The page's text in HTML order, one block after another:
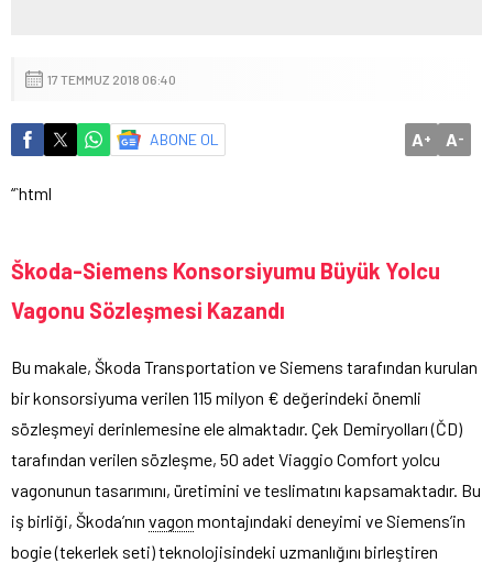
17 TEMMUZ 2018 06:40
ABONE OL A+ A-
“`html
Škoda-Siemens Konsorsiyumu Büyük Yolcu
Vagonu Sözleşmesi Kazandı
Bu makale, Škoda Transportation ve Siemens tarafından kurulan
bir konsorsiyuma verilen 115 milyon € değerindeki önemli
sözleşmeyi derinlemesine ele almaktadır. Çek Demiryolları (ČD)
tarafından verilen sözleşme, 50 adet Viaggio Comfort yolcu
vagonunun tasarımını, üretimini ve teslimatını kapsamaktadır. Bu
iş birliği, Škoda’nın vagon montajındaki deneyimi ve Siemens’in
bogie (tekerlek seti) teknolojisindeki uzmanlığını birleştiren